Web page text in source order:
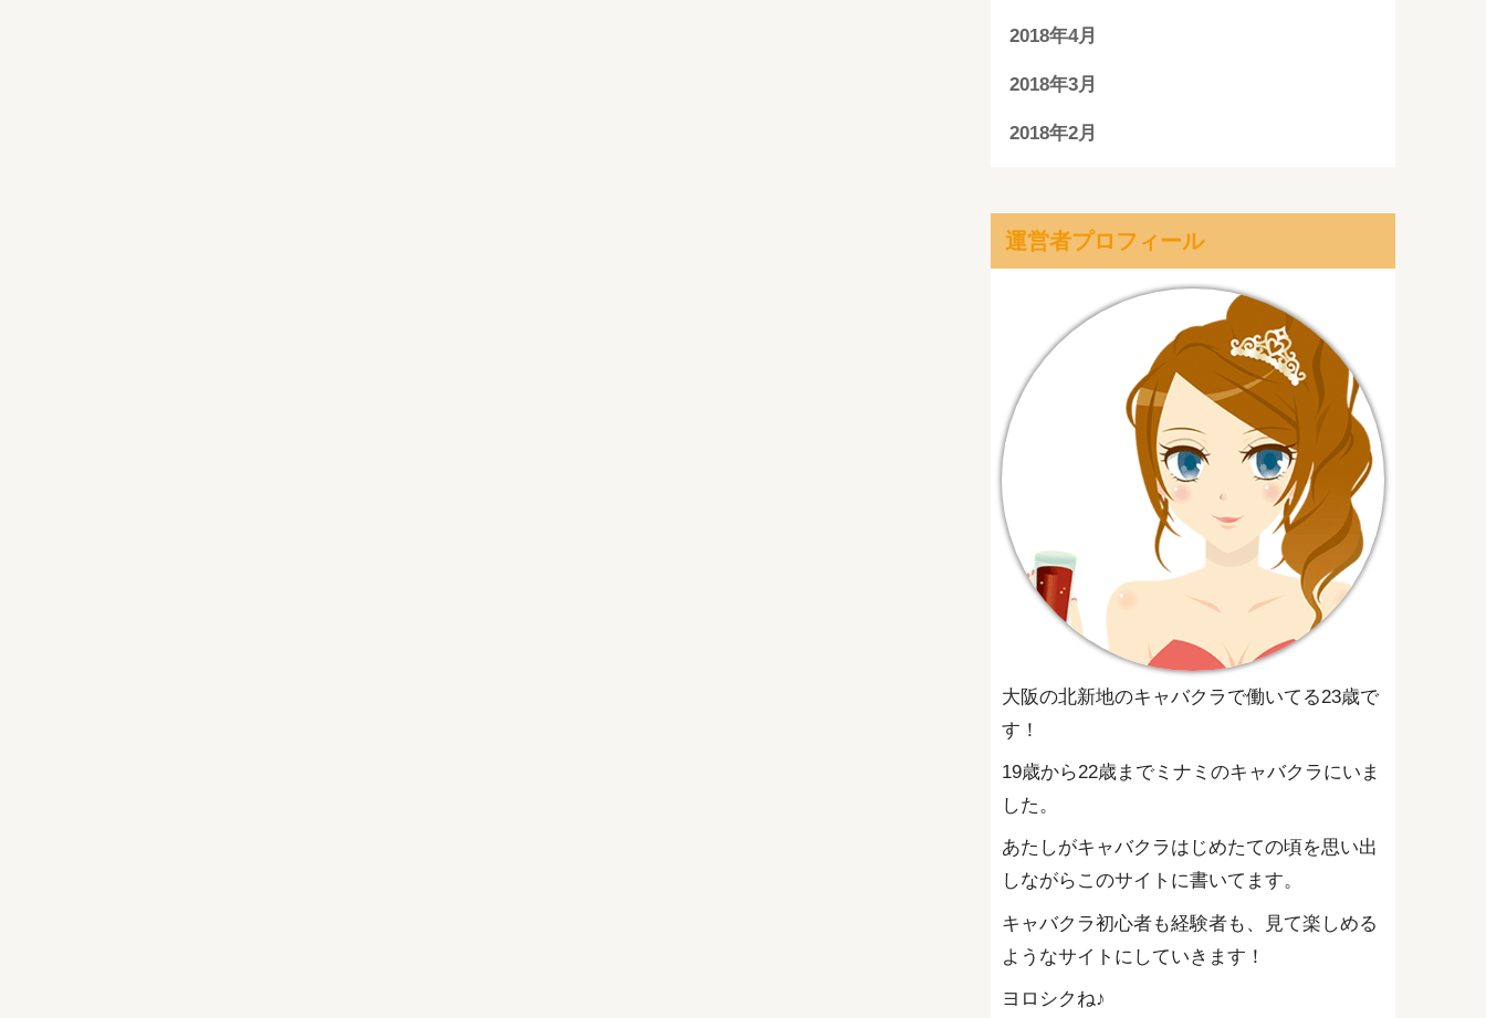
2018年4月
2018年3月
2018年2月
運営者プロフィール
大阪の北新地のキャバクラで働いてる23歳で
す！
19歳から22歳までミナミのキャバクラにいま
した。
あたしがキャバクラはじめたての頃を思い出
しながらこのサイトに書いてます。
キャバクラ初心者も経験者も、見て楽しめる
ようなサイトにしていきます！
ヨロシクね♪